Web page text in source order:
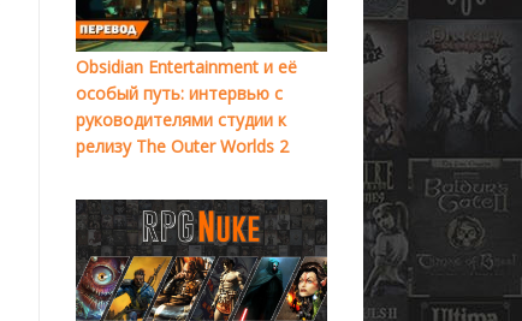
Obsidian Entertainment и её
особый путь: интервью с
руководителями студии к
релизу The Outer Worlds 2